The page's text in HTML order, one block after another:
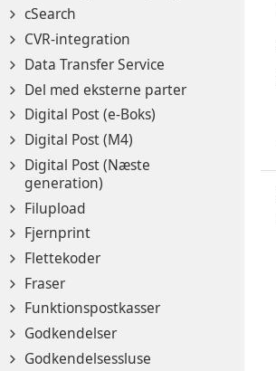
cSearch
CVR-integration
Data Transfer Service
Del med eksterne parter
Digital Post (e-Boks)
Digital Post (M4)
Digital Post (Næste
generation)
Filupload
Fjernprint
Flettekoder
Fraser
Funktionspostkasser
Godkendelser
Godkendelsessluse